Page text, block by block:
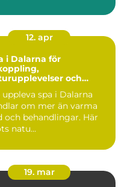
12. apr
i Dalarna för
och
spa i Dalarna
om mer än varma
och behandlingar. Här
natu...
19. mar